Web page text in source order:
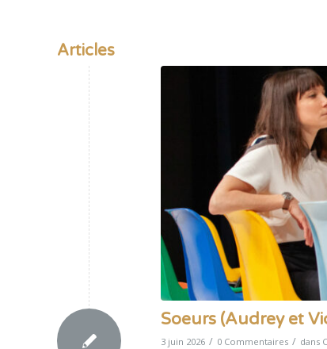
Articles
Soeurs (Audrey et
3 juin 2026 / 0 Commentaires / dans